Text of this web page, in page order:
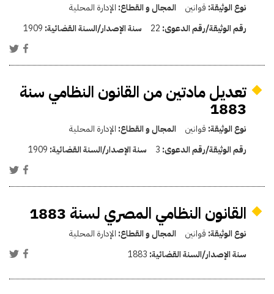
نوع الوثيقة: قوانين المجال و القطاع: الإدارة المحلية
رقم الوثيقة/رقم الدعوى: 22 سنة الإصدار/السنة القضائية: 1909
تعديل مادتين من القانون النظامي سنة
1883
نوع الوثيقة: قوانين المجال و القطاع: الإدارة المحلية
رقم الوثيقة/رقم الدعوى: 3 سنة الإصدار/السنة القضائية: 1909
القانون النظامي المصري لسنة 1883
نوع الوثيقة: قوانين المجال و القطاع: الإدارة المحلية
سنة الإصدار/السنة القضائية: 1883